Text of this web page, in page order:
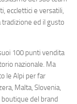
ecclettici e versatili,
ed il gusto
100 punti vendita
nazionale. Ma
le Alpi per far
Malta, Slovenia,
del brand